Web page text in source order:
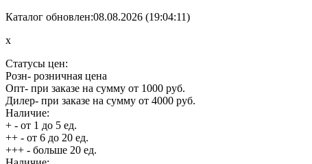
Каталог обновлен:08.08.2026 (19:04:11)
x
Статусы цен:
Розн- розничная цена
Опт- при заказе на сумму от 1000 руб.
Дилер- при заказе на сумму от 4000 руб.
Наличие:
+ - от 1 до 5 ед.
++ - от 6 до 20 ед.
+++ - больше 20 ед.